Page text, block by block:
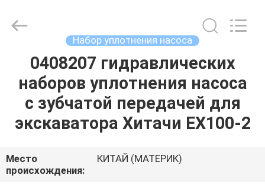
ДОМ
ПРОДУКТЫ
НАС
Management
Services
Набор уплотнения насоса
0408207 гидравлических
наборов уплотнения насоса
с зубчатой передачей для
экскаватора Хитачи EX100-2
Место
происхождения:
КИТАЙ (МАТЕРИК)